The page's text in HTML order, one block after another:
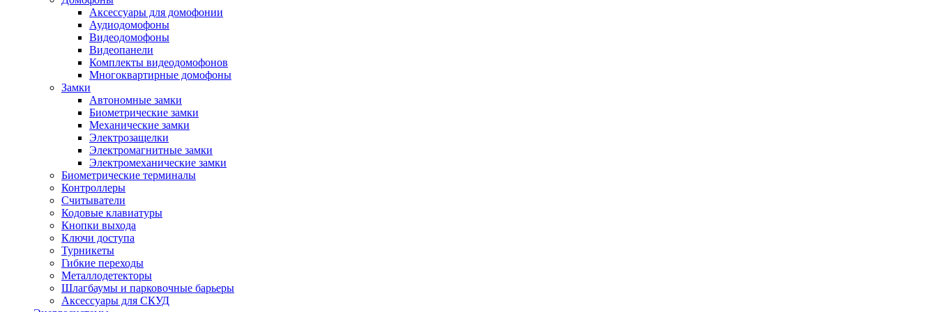
Аксессуары для домофонии
Аудиодомофоны
Видеодомофоны
Видеопанели
Комплекты видеодомофонов
Многоквартирные домофоны
Замки
Автономные замки
Биометрические замки
Механические замки
Электрозащелки
Электромагнитные замки
Электромеханические замки
Биометрические терминалы
Контроллеры
Считыватели
Кодовые клавиатуры
Кнопки выхода
Ключи доступа
Турникеты
Гибкие переходы
Металлодетекторы
Шлагбаумы и парковочные барьеры
Аксессуары для СКУД